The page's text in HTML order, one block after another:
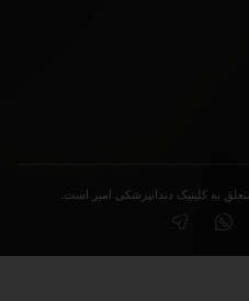
به کلینیک دندانپزشکی امیر است.